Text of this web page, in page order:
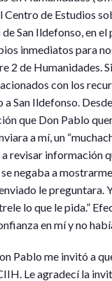
Centro de Estudios
San Ildefonso, en
inmediatos para
2 de Humanidades.
con los
a San Ildefonso.
que Don Pablo
a mí, un
revisar información
negaba a
le preguntara.
lo que le pida.”
en mí y no
Pablo me invitó a
Le agradecí la